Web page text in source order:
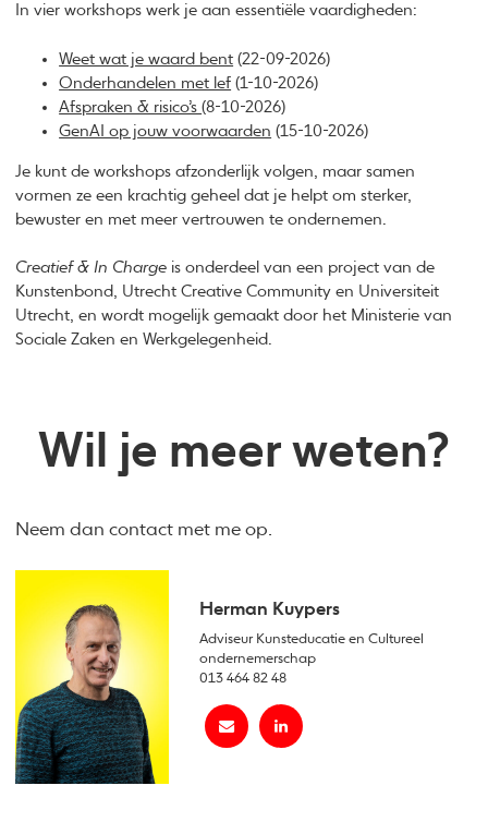
In vier workshops werk je aan essentiële vaardigheden:
Weet wat je waard bent (22-09-2026)
Onderhandelen met lef (1-10-2026)
Afspraken & risico’s(8-10-2026)
GenAI op jouw voorwaarden (15-10-2026)
Je kunt de workshops afzonderlijk volgen, maar samen
vormen ze een krachtig geheel dat je helpt om sterker,
bewuster en met meer vertrouwen te ondernemen.
Creatief & In Charge is onderdeel van een project van de
Kunstenbond, Utrecht Creative Community en Universiteit
Utrecht, en wordt mogelijk gemaakt door het Ministerie van
Sociale Zaken en Werkgelegenheid.
Wil je meer weten?
Neem dan contact met me op.
Herman Kuypers
Adviseur Kunsteducatie en Cultureel
ondernemerschap
013 464 82 48